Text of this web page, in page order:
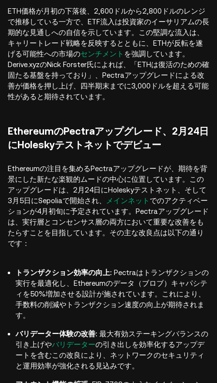
ETH価格が月初の下落後、2,600ドルから2,800ドルのレンジ
で推移している一方で、ETF流入は投資家のイーサリアムの長
期的な見通しへの自信を示しています。この堅調な流入は、
キャリートレード戦略を反映するとともに、ETHが反転を遂
げる可能性への市場のセンチメント を強調しています。
Derive.xyzのNick Forster氏によれば、「ETHは復活のための確
固たる基盤を持っており」、Pectraアップグレードによる改
善が価格を押し上げ、四半期末までに3,000ドルを超える可能
性があると期待されています。
EthereumのPectraアップグレード、2月24日
にHoleskyテストネットでデビュー
Ethereumの注目を集めるPectraアップグレードが、期待を背
景にした新たな楽観的ムードの中心に位置しています。この
アップグレードは、2月24日にHoleskyテストネット、そして
3月5日にSepoliaで開始され、
メインネット でのアクティベー
ションが4月初旬に予定されています。Pectraアップグレード
は、実行層とコンセンサス層の両方において重要な改善をも
たらすことを目指しています。その主な改良点は以下の通り
です：
トランザクション効率の向上: Pectraはトランザクションの
実行を最適化し、Ethereumのデータ（ブロブ）キャパシテ
ィを50%増加させる設計が施されています。これにより、
手数料の削減やトランザクション速度の向上が期待されま
す。
バリデーター体験の改善: 最大有効ステーキングバランスの
引き上げやバリデーターの引き出しを効率化するアップデ
ートを含むこの改良により、ネットワークのセキュリティ
と運用効率が強化される見込みです。